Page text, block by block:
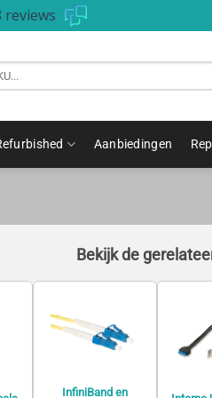
reviews
Aanbiedingen
Bekijk de
InfiniBand en